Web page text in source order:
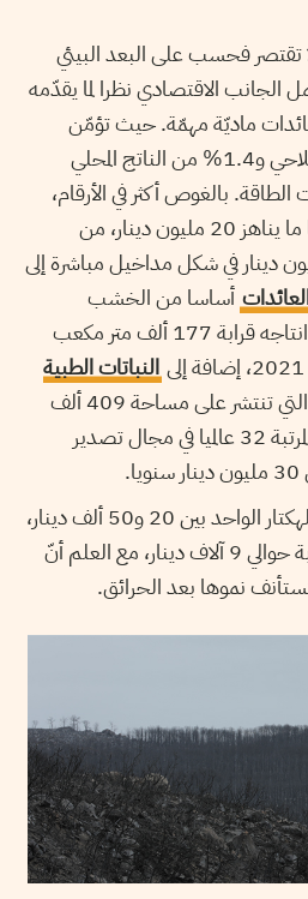
تقتصر فحسب على البعد البيئي
الجانب الاقتصادي نظرا لما يقدّمه
ماديّة مهمّة. حيث تؤمّن
14% من الناتج المحلي الفلاحي و1.4% من الناتج المحلي
الطاقة. بالغوص أكثر في الأرقام،
تبلغ عائدات الغابات سنويا ما يناهز 20 مليون دينار، من
ما بين 10 و15 مليون دينار في شكل مداخيل مباشرة إلى
أساسا من الخشب
بمختلف أنواعه والذي بلغ انتاجه قرابة 177 ألف متر مكعب
النباتات الطبية
التي تنتشر على مساحة 409 ألف
هكتار، ممّا يضع تونس في المرتبة 32 عالميا في مجال تصدير
احتراق الهكتار الواحد بين 20 و50 ألف دينار،
كما يتكّلف إعادة تشجير غابة حوالي 9 آلاف دينار، مع العلم أنّ